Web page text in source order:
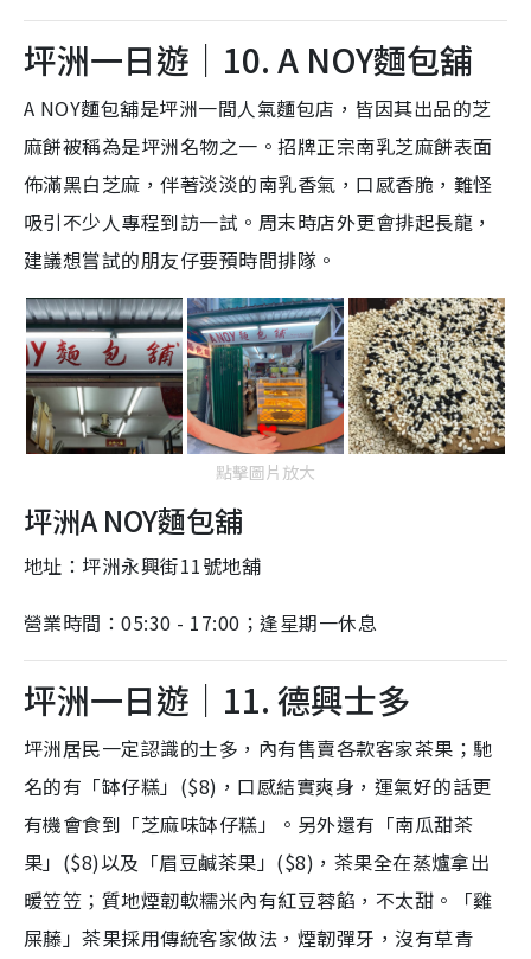
坪洲一日遊｜10. A NOY麵包舖
A NOY麵包舖是坪洲一間人氣麵包店，皆因其出品的芝
麻餅被稱為是坪洲名物之一。招牌正宗南乳芝麻餅表面
佈滿黑白芝麻，伴著淡淡的南乳香氣，口感香脆，難怪
吸引不少人專程到訪一試。周末時店外更會排起長龍，
建議想嘗試的朋友仔要預時間排隊。
點擊圖片放大
坪洲A NOY麵包舖
地址： 坪洲永興街11號地舖
營業時間：05:30 - 17:00；逢星期一休息
坪洲一日遊｜11. 德興士多
坪洲居民一定認識的士多，內有售賣各款客家茶果；馳
名的有「缽仔糕」($8)，口感結實爽身，運氣好的話更
有機會食到「芝麻味缽仔糕」。另外還有「南瓜甜茶
果」($8)以及「眉豆鹹茶果」($8)，茶果全在蒸爐拿出
暖笠笠；質地煙韌軟糯米內有紅豆蓉餡，不太甜。「雞
屎藤」茶果採用傳統客家做法，煙韌彈牙，沒有草青